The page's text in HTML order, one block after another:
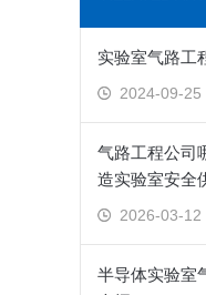
实验室气路工
2024-09-25
气路工程公司
造实验室安全
2026-03-12
半导体实验室